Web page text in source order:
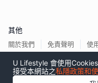
其他
關於我們 免責聲明 使
U Lifestyle 會使用
接受本網站之私隱政策和